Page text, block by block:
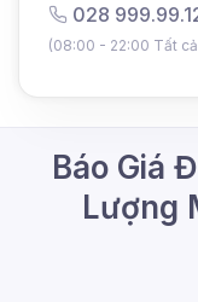
028
(08:00 - 22:00 Tất
Báo Giá
Lượng